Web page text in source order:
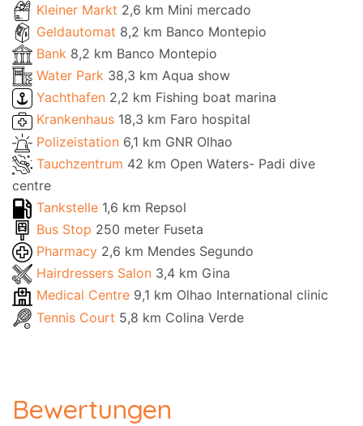
Kleiner Markt 2,6 km Mini mercado
Geldautomat 8,2 km Banco Montepio
Bank 8,2 km Banco Montepio
Water Park 38,3 km Aqua show
Yachthafen 2,2 km Fishing boat marina
Krankenhaus 18,3 km Faro hospital
Polizeistation 6,1 km GNR Olhao
Tauchzentrum 42 km Open Waters- Padi dive
centre
Tankstelle 1,6 km Repsol
Bus Stop 250 meter Fuseta
Pharmacy 2,6 km Mendes Segundo
Hairdressers Salon 3,4 km Gina
Medical Centre 9,1 km Olhao International clinic
Tennis Court 5,8 km Colina Verde
Bewertungen